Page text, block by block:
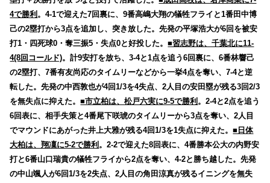
4で勝利 。4-1で迎えた7回裏に、9番高嶋大翔の犠牲フライと1番田中博
己の2塁打から3点を追加し、突き放した。先発の平塚浩大が6回を被安
打1・四死球0・奪三振5・失点0と好投した。■習志野は、千葉北に11-
4(8回コールド)。計9安打を放ち、3-4と1点を追う6回裏に、6番林響己
の2塁打、7番有友尚応のタイムリーなどから一挙4点を奪い、7-4と逆
転した。先発の中西敦也が4回1/3を4失点、2人目の安田塁が残る3回2/3
を無失点に抑えた。■市立柏は、松戸六実に9-5で勝利 。2-4と2点を追う
6回表に、相手失策と4番尾下咲琥のタイムリーから3点を奪い、2人目
でマウンドにあがった井上大雅が残る4回1/3を1失点に抑えた。■日体
大柏は、翔凜に5-2で勝利 。2-2で迎えた8回表に、4番勝本公大の内野安
打と6番山口瑞貴の犠牲フライから2点を奪い、4-2と勝ち越した。先発
の中山颯人が6回1/3を2失点、2人目の角田涼真が残るイニングを無失